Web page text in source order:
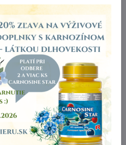
imunitného systému
36 €
Do košíka